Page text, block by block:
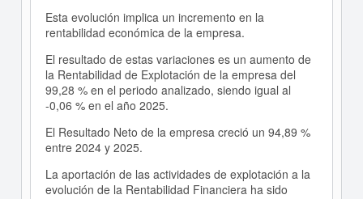
Esta evolución implica un incremento en la
rentabilidad económica de la empresa.
El resultado de estas variaciones es un aumento de
la Rentabilidad de Explotación de la empresa del
99,28 % en el periodo analizado, siendo igual al
-0,06 % en el año 2025.
El Resultado Neto de la empresa creció un 94,89 %
entre 2024 y 2025.
La aportación de las actividades de explotación a la
evolución de la Rentabilidad Financiera ha sido